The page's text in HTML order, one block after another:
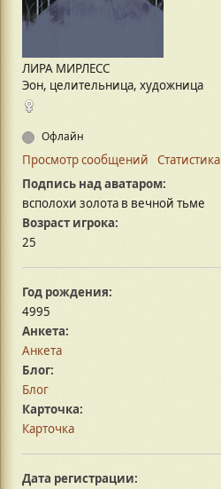
ЛИРА МИРЛЕСС
Эон, целительница, художница
Офлайн
Просмотр сообщений
Статистика
Подпись над аватаром:
всполохи золота в вечной тьме
Возраст игрока:
25
Год рождения:
4995
Анкета:
Анкета
Блог:
Блог
Карточка:
Карточка
Дата регистрации: